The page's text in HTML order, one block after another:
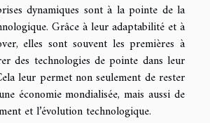
dynamiques sont à la pointe de la
Grâce à leur adaptabilité et à
elles sont souvent les premières à
des technologies de pointe dans leur
leur permet non seulement de rester
économie mondialisée, mais aussi de
et l’évolution technologique.